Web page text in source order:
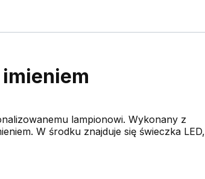
lampionowi. Wykonany z
W środku znajduje się świeczka LED,